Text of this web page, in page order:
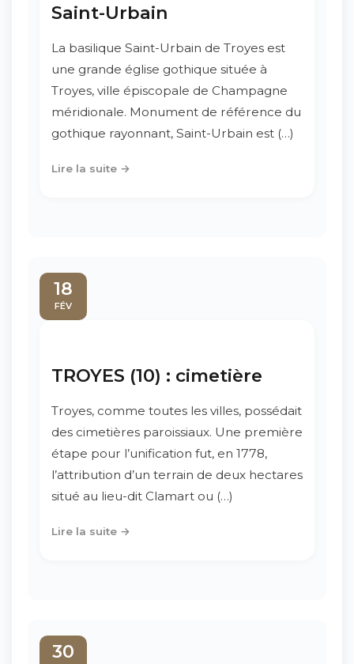
Saint-Urbain
La basilique Saint-Urbain de Troyes est
une grande église gothique située à
Troyes, ville épiscopale de Champagne
méridionale. Monument de référence du
gothique rayonnant, Saint-Urbain est (…)
Lire la suite →
18
FÉV
TROYES (10) : cimetière
Troyes, comme toutes les villes, possédait
des cimetières paroissiaux. Une première
étape pour l’unification fut, en 1778,
l’attribution d’un terrain de deux hectares
situé au lieu-dit Clamart ou (…)
Lire la suite →
30